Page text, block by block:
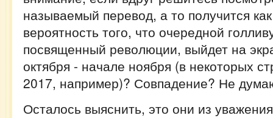
называемый перевод, а то получится
вероятность того, что очередной
посвященный революции, выйдет на
октября - начале ноября (в некоторых
2017, например)? Совпадение? Не
Осталось выяснить, это они из